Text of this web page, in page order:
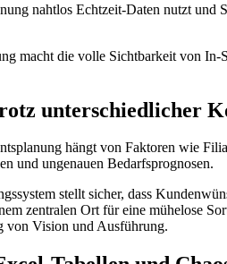
nahtlos Echtzeit-Daten nutzt und
macht die volle Sichtbarkeit von
unterschiedlicher
hängt von Faktoren wie
und ungenauen Bedarfsprognosen.
stellt sicher, dass
zentralen Ort für eine mühelose
von Vision und Ausführung.